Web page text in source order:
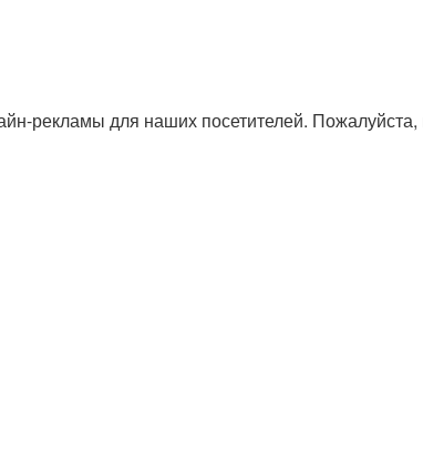
рекламы для наших посетителей. Пожалуйста,